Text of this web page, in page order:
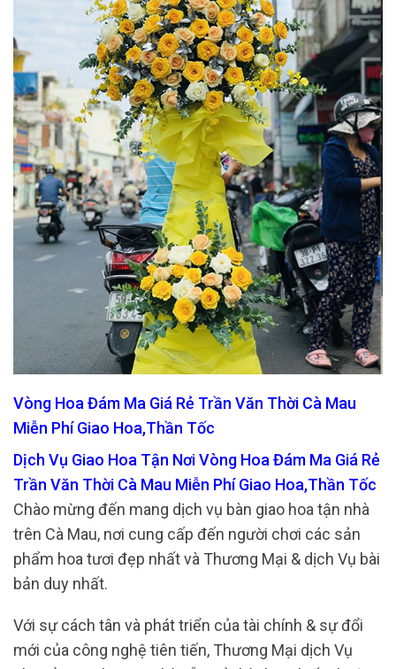
Vòng Hoa Đám Ma Giá Rẻ Trần Văn Thời Cà Mau
Miễn Phí Giao Hoa,Thần Tốc
Dịch Vụ Giao Hoa Tận Nơi Vòng Hoa Đám Ma Giá Rẻ
Trần Văn Thời Cà Mau Miễn Phí Giao Hoa,Thần Tốc
Chào mừng đến mang dịch vụ bàn giao hoa tận nhà
trên Cà Mau, nơi cung cấp đến người chơi các sản
phẩm hoa tươi đẹp nhất và Thương Mại & dịch Vụ bài
bản duy nhất.
Với sự cách tân và phát triển của tài chính & sự đổi
mới của công nghệ tiên tiến, Thương Mại dịch Vụ